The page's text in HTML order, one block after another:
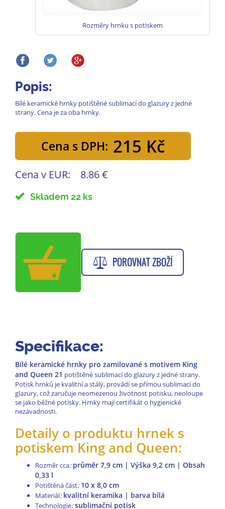
Rozměry hrnku s potiskem
Popis:
Bílé keramické hrnky potištěné sublimací do glazury z jedné
strany. Cena je za oba hrnky.
Cena s DPH: 215 Kč
Cena v EUR: 8.86 €
Skladem 22 ks
POROVNAT ZBOŽÍ
Specifikace:
Bílé keramické hrnky pro zamilované s motivem King
and Queen 21 potištěné sublimací do glazury z jedné strany.
Potisk hrnků je kvalitní a stálý, provádí se přímou sublimací do
glazury, což zaručuje neomezenou životnost potisku, neoloupe
se jako běžné potisky. Hrnky mají certifikát o hygienické
nezávadnosti.
Detaily o produktu hrnek s
potiskem King and Queen:
Rozměr cca:průměr 7,9 cm | Výška 9,2 cm | Obsah
0,33 l
Potištěná část:10 x 8,0 cm
Materiál:kvalitní keramika | barva bílá
Technologie:sublimační potisk